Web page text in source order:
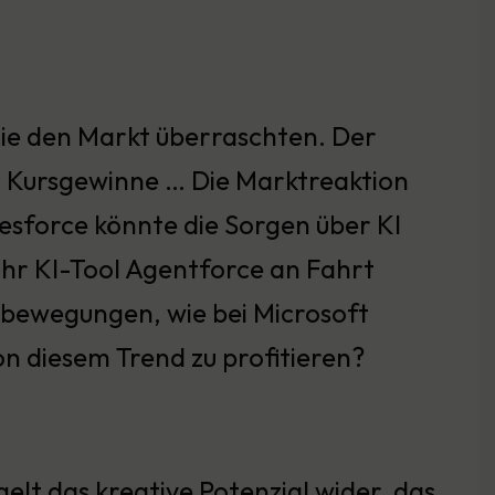
den Markt überraschten. Der
… Die Marktreaktion
könnte die Sorgen über KI
KI-Tool Agentforce an Fahrt
wie bei Microsoft
diesem Trend zu profitieren?